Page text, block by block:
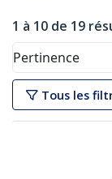
1 à 10 de 19
Pertinence
Tous les